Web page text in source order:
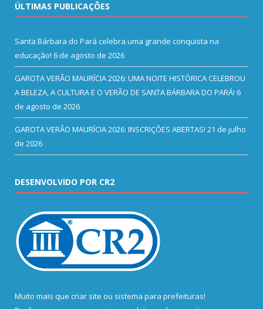
ÚLTIMAS PUBLICAÇÕES
Santa Bárbara do Pará celebra uma grande conquista na
educação! 6 de agosto de 2026
GAROTA VERÃO MAURÍCIA 2026: UMA NOITE HISTÓRICA CELEBROU
A BELEZA, A CULTURA E O VERÃO DE SANTA BÁRBARA DO PARÁ! 6
de agosto de 2026
GAROTA VERÃO MAURÍCIA 2026: INSCRIÇÕES ABERTAS! 21 de julho
de 2026
DESENVOLVIDO POR CR2
Muito mais que criar site ou sistema para prefeituras!